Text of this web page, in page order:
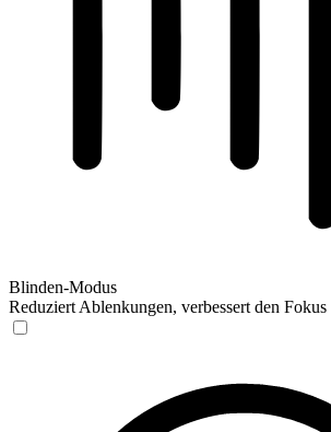
Blinden-Modus
Reduziert Ablenkungen, verbessert den Fokus